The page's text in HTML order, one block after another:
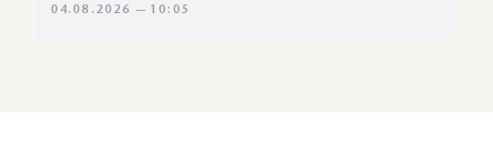
04.08.2026 — 10:05